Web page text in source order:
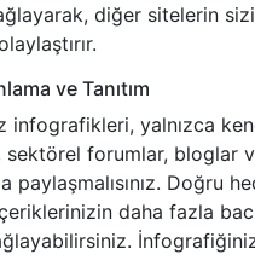
diğer sitelerin
ve Tanıtım
infografikleri, yalnızca
sektörel forumlar, bloglar
paylaşmalısınız. Doğru
daha fazla